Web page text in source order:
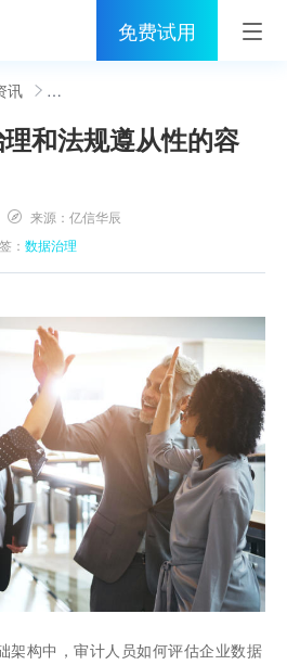
免费试用
讯
和法规遵从性的容
来源：亿信华辰
：数据治理
架构中，审计人员如何评估企业数据